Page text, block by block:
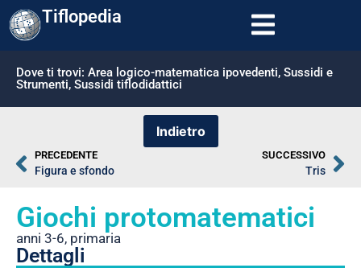
Tiflopedia
Dove ti trovi: Area logico-matematica ipovedenti, Sussidi e
Strumenti, Sussidi tiflodidattici
PRECEDENTE
Figura e sfondo
SUCCESSIVO
Tris
Giochi protomatematici
anni 3-6, primaria
Dettagli